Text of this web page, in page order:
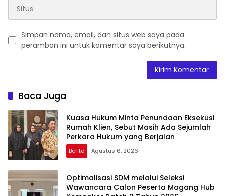
Simpan nama, email, dan situs web saya pada
peramban ini untuk komentar saya berikutnya.
Baca Juga
Kuasa Hukum Minta Penundaan Eksekusi
Rumah Klien, Sebut Masih Ada Sejumlah
Perkara Hukum yang Berjalan
Berita Agustus 6, 2026
Optimalisasi SDM melalui Seleksi
Wawancara Calon Peserta Magang Hub